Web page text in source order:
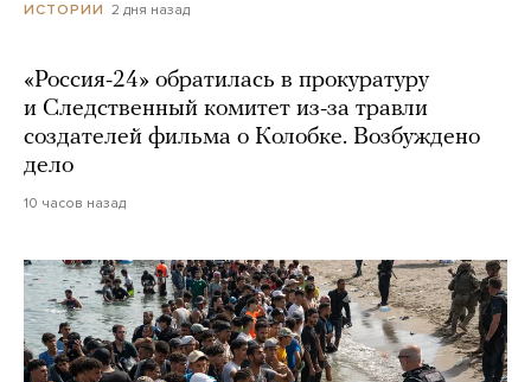
ИСТОРИИ 2 дня назад
«Россия-24» обратилась в прокуратуру
и Следственный комитет из-за травли
создателей фильма о Колобке. Возбуждено
дело
10 часов назад